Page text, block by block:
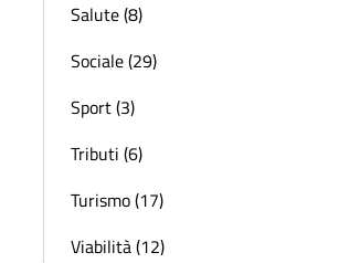
Salute (8)
Sociale (29)
Sport (3)
Tributi (6)
Turismo (17)
Viabilità (12)